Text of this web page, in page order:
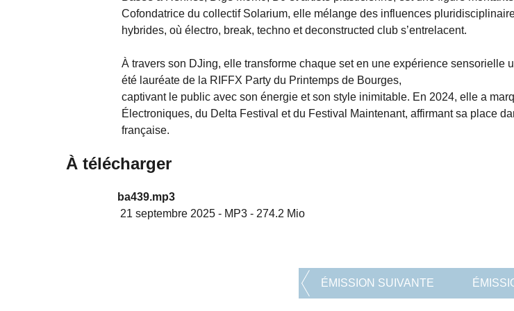
Cofondatrice du collectif Solarium, elle mélange des influences
hybrides, où électro, break, techno et deconstructed club s’entrelacent.
À travers son DJing, elle transforme chaque set en une expérience sensorielle
été lauréate de la RIFFX Party du Printemps de Bourges,
captivant le public avec son énergie et son style inimitable. En 2024, elle a
Électroniques, du Delta Festival et du Festival Maintenant, affirmant sa place
française.
À télécharger
ba439.mp3
21 septembre 2025 - MP3 - 274.2 Mio
ÉMISSION SUIVANTE